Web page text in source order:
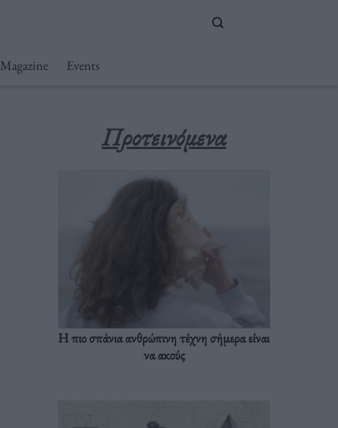
Magazine Events
Προτεινόμενα
Η πιο σπάνια ανθρώπινη τέχνη σήμερα είναι
να ακούς